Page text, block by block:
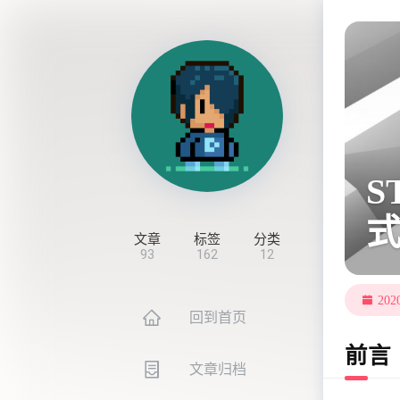
文章
93
标签
162
分类
12
回到首页
文章归档
前言